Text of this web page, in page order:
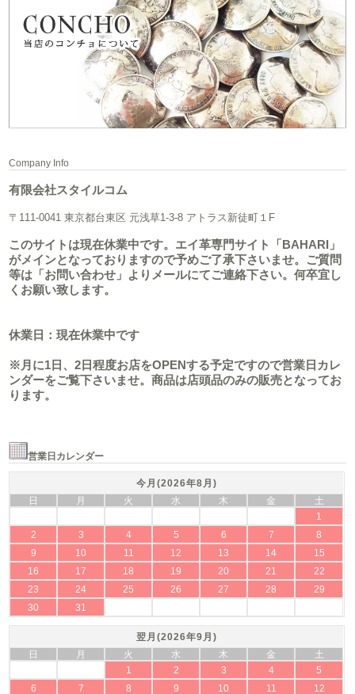
Company Info
有限会社スタイルコム
〒111-0041 東京都台東区 元浅草1-3-8 アトラス新徒町１F
このサイトは現在休業中です。エイ革専門サイト「BAHARI」
がメインとなっておりますので予めご了承下さいませ。ご質問
等は「お問い合わせ」よりメールにてご連絡下さい。何卒宜し
くお願い致します。
休業日：現在休業中です
※月に1日、2日程度お店をOPENする予定ですので営業日カレ
ンダーをご覧下さいませ。商品は店頭品のみの販売となってお
ります。
営業日カレンダー
今月(2026年8月)
日
月 火 水 木 金
土
1
2
3 4 5 6 7
8
9
10 11 12 13 14
15
16
17 18 19 20 21
22
23
24 25 26 27 28
29
30
31
翌月(2026年9月)
日
月 火 水 木 金
土
1
2 3 4
5
6
7 8 9 10 11
12